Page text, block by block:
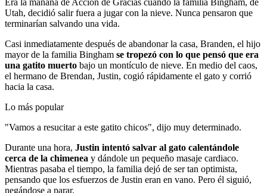
Era la mañana de Acción de Gracias cuando la familia Bingham, de
Utah, decidió salir fuera a jugar con la nieve. Nunca pensaron que
terminarían salvando una vida.
Casi inmediatamente después de abandonar la casa, Branden, el hijo
mayor de la familia Bingham se tropezó con lo que pensó que era
una gatito muerto bajo un montículo de nieve. En medio del caos,
el hermano de Brendan, Justin, cogió rápidamente el gato y corrió
hacia la casa.
Lo más popular
"Vamos a resucitar a este gatito chicos", dijo muy determinado.
Durante una hora, Justin intentó salvar al gato calentándole
cerca de la chimenea y dándole un pequeño masaje cardiaco.
Mientras pasaba el tiempo, la familia dejó de ser tan optimista,
pensando que los esfuerzos de Justin eran en vano. Pero él siguió,
negándose a parar.